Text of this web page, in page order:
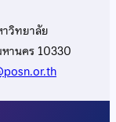
วิทยาลัย
านคร 10330